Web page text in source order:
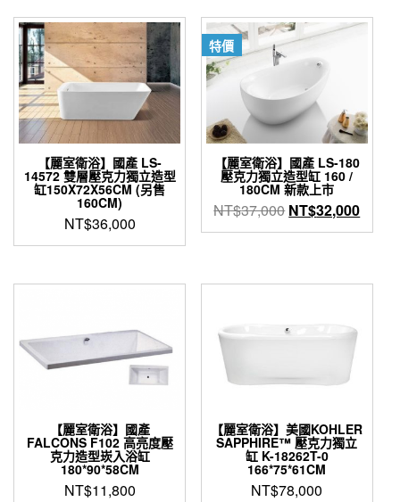
【麗室衛浴】國產 LS-
14572 雙層壓克力獨立造型
缸150X72X56CM (另售
160CM)
NT$36,000
特價
【麗室衛浴】國產 LS-180
壓克力獨立造型缸 160 /
180CM 新款上市
NT$37,000 原
始
NT$37,000。
NT$32,000目
前
【麗室衛浴】國產
FALCONS F102 高亮度壓
克力造型崁入浴缸
180*90*58CM
NT$11,800
【麗室衛浴】美國KOHLER
SAPPHIRE™ 壓克力獨立
缸 K-18262T-0
166*75*61CM
NT$78,000